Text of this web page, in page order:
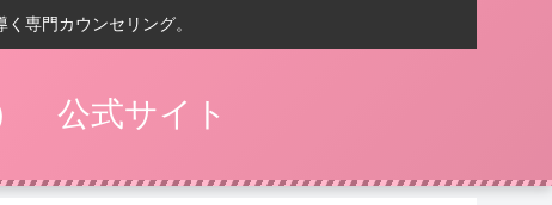
専門カウンセリング。
公式サイト